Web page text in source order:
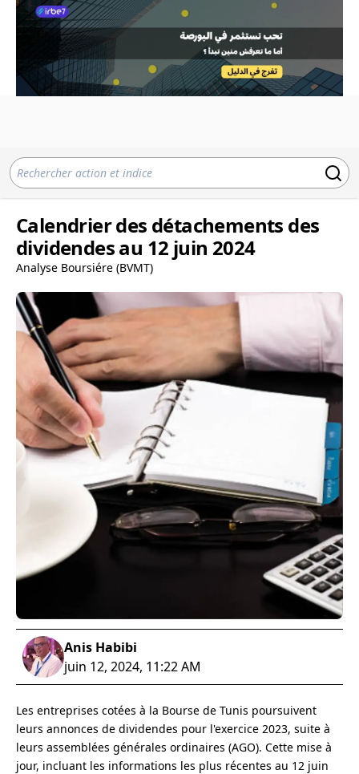
Calendrier des détachements des
dividendes au 12 juin 2024
Analyse Boursiére (BVMT)
Anis Habibi
juin 12, 2024, 11:22 AM
Les entreprises cotées à la Bourse de Tunis poursuivent
leurs annonces de dividendes pour l'exercice 2023, suite à
leurs assemblées générales ordinaires (AGO). Cette mise à
jour, incluant les informations les plus récentes au 12 juin